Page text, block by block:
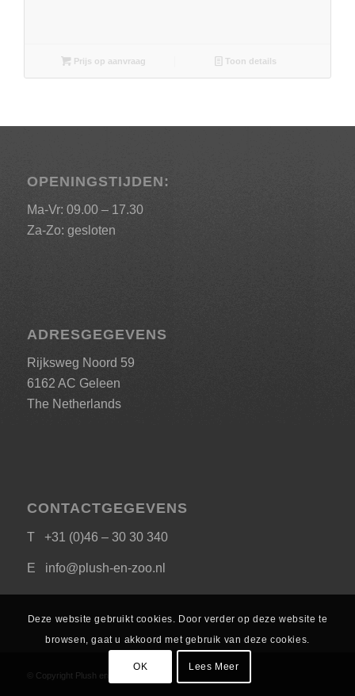
Prijs op aanvraag Toon details
OPENINGSTIJDEN:
Ma-Vr: 09.00 – 17.30
Za-Zo: gesloten
ADRESGEGEVENS
Rijksweg Noord 59
6162 AC Geleen
The Netherlands
CONTACTGEGEVENS
T +31 (0)46 – 30 30 340
E info@plush-en-zoo.nl
© Copyright Plush en Zoo
Deze website gebruikt cookies. Door verder op deze website te
browsen, gaat u akkoord met gebruik van deze cookies.
OK Lees Meer